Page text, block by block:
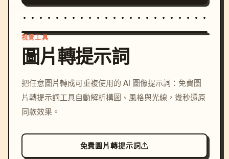
c, cyberpunk sunset, neon
colors, 8k --v 6.0
視覺工具
圖片轉提示詞
把任意圖片轉成可重複使用的 AI 圖像提示詞：免費圖
片轉提示詞工具自動解析構圖、風格與光線，幾秒還原
同款效果。
免費圖片轉提示詞